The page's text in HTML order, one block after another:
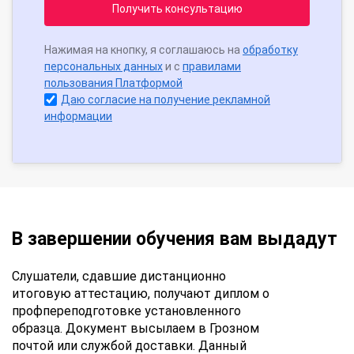
Получить консультацию
Нажимая на кнопку, я соглашаюсь на обработку
персональных данныхи с правилами
пользования Платформой
Даю согласие на получение рекламной
информации
В завершении обучения вам выдадут
Слушатели, сдавшие дистанционно
итоговую аттестацию, получают диплом о
профпереподготовке установленного
образца. Документ высылаем в Грозном
почтой или службой доставки. Данный